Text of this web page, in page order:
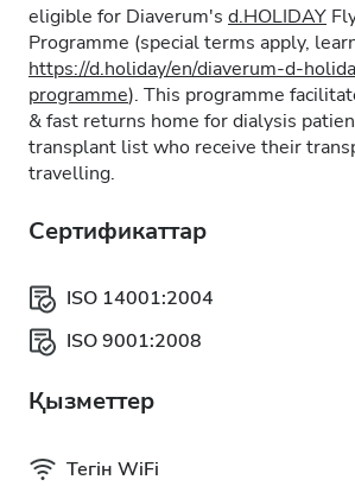
eligible for Diaverum's d.HOLIDAY
Programme (special terms apply,
https://d.holiday/en/diaverum-d-
programme). This programme
& fast returns home for dialysis
transplant list who receive their
travelling.
Сертификаттар
ISO 14001:2004
ISO 9001:2008
Қызметтер
Тегін WiFi